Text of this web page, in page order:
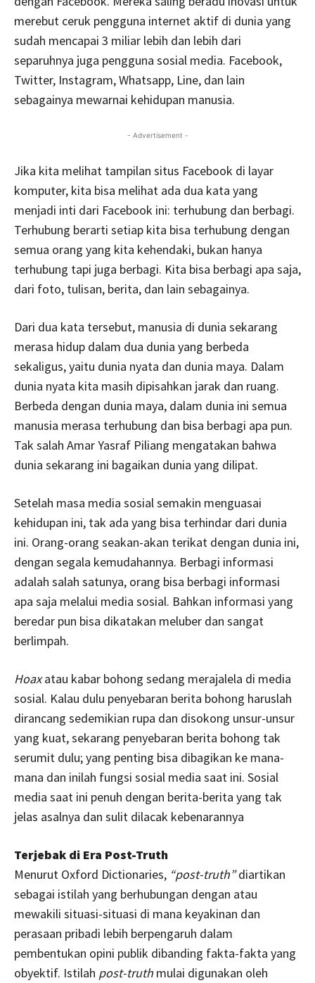
merebut ceruk pengguna internet aktif di dunia yang
sudah mencapai 3 miliar lebih dan lebih dari
separuhnya juga pengguna sosial media. Facebook,
Twitter, Instagram, Whatsapp, Line, dan lain
sebagainya mewarnai kehidupan manusia.
- Advertisement -
Jika kita melihat tampilan situs Facebook di layar
komputer, kita bisa melihat ada dua kata yang
menjadi inti dari Facebook ini: terhubung dan berbagi.
Terhubung berarti setiap kita bisa terhubung dengan
semua orang yang kita kehendaki, bukan hanya
terhubung tapi juga berbagi. Kita bisa berbagi apa saja,
dari foto, tulisan, berita, dan lain sebagainya.
Dari dua kata tersebut, manusia di dunia sekarang
merasa hidup dalam dua dunia yang berbeda
sekaligus, yaitu dunia nyata dan dunia maya. Dalam
dunia nyata kita masih dipisahkan jarak dan ruang.
Berbeda dengan dunia maya, dalam dunia ini semua
manusia merasa terhubung dan bisa berbagi apa pun.
Tak salah Amar Yasraf Piliang mengatakan bahwa
dunia sekarang ini bagaikan dunia yang dilipat.
Setelah masa media sosial semakin menguasai
kehidupan ini, tak ada yang bisa terhindar dari dunia
ini. Orang-orang seakan-akan terikat dengan dunia ini,
dengan segala kemudahannya. Berbagi informasi
adalah salah satunya, orang bisa berbagi informasi
apa saja melalui media sosial. Bahkan informasi yang
beredar pun bisa dikatakan meluber dan sangat
berlimpah.
Hoaxatau kabar bohong sedang merajalela di media
sosial. Kalau dulu penyebaran berita bohong haruslah
dirancang sedemikian rupa dan disokong unsur-unsur
yang kuat, sekarang penyebaran berita bohong tak
serumit dulu; yang penting bisa dibagikan ke mana-
mana dan inilah fungsi sosial media saat ini. Sosial
media saat ini penuh dengan berita-berita yang tak
jelas asalnya dan sulit dilacak kebenarannya
Terjebak di Era Post-Truth
Menurut Oxford Dictionaries, “post-truth”diartikan
sebagai istilah yang berhubungan dengan atau
mewakili situasi-situasi di mana keyakinan dan
perasaan pribadi lebih berpengaruh dalam
pembentukan opini publik dibanding fakta-fakta yang
obyektif. Istilah post-truth mulai digunakan oleh